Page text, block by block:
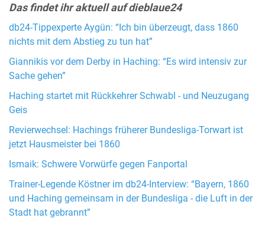
Das findet ihr aktuell auf dieblaue24
db24-Tippexperte Aygün: “Ich bin überzeugt, dass 1860
nichts mit dem Abstieg zu tun hat”
Giannikis vor dem Derby in Haching: “Es wird intensiv zur
Sache gehen”
Haching startet mit Rückkehrer Schwabl - und Neuzugang
Geis
Revierwechsel: Hachings früherer Bundesliga-Torwart ist
jetzt Hausmeister bei 1860
Ismaik: Schwere Vorwürfe gegen Fanportal
Trainer-Legende Köstner im db24-Interview: “Bayern, 1860
und Haching gemeinsam in der Bundesliga - die Luft in der
Stadt hat gebrannt”